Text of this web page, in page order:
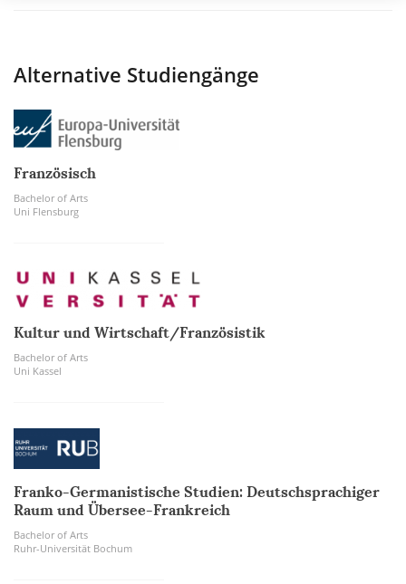
Alternative Studiengänge
Französisch
Bachelor of Arts
Uni Flensburg
Kultur und Wirtschaft/Französistik
Bachelor of Arts
Uni Kassel
Franko-Germanistische Studien: Deutschsprachiger
Raum und Übersee-Frankreich
Bachelor of Arts
Ruhr-Universität Bochum